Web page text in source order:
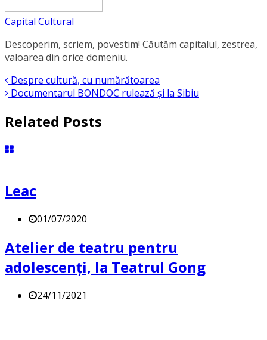
Capital Cultural
Descoperim, scriem, povestim! Căutăm capitalul, zestrea,
valoarea din orice domeniu.
Despre cultură, cu numărătoarea
Documentarul BONDOC rulează şi la Sibiu
Related Posts
Leac
01/07/2020
Atelier de teatru pentru
adolescenți, la Teatrul Gong
24/11/2021